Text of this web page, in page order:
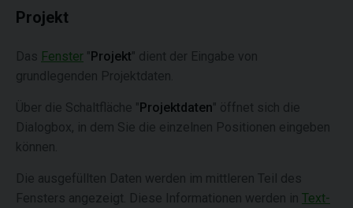
Projekt
Das Fenster "Projekt" dient der Eingabe von
grundlegenden Projektdaten.
Über die Schaltfläche "Projektdaten" öffnet sich die
Dialogbox, in dem Sie die einzelnen Positionen eingeben
können.
Die ausgefüllten Daten werden im mittleren Teil des
Fensters angezeigt. Diese Informationen werden in Text-